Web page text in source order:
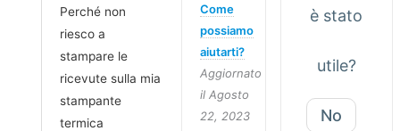
Perché non
riesco a
stampare le
ricevute sulla mia
stampante
termica
Come
possiamo
aiutarti?
Aggiornato
il Agosto
22, 2023
è stato
utile?
No